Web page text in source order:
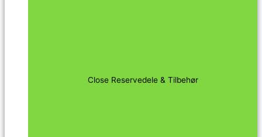
Close Reservedele & Tilbehør